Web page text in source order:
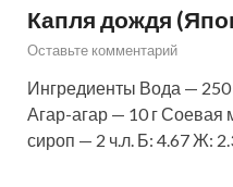
Капля дождя
Оставьте комментарий
Ингредиенты Вода —
Агар-агар — 10 г Соевая
сироп — 2 ч.л. Б: 4.67 Ж: